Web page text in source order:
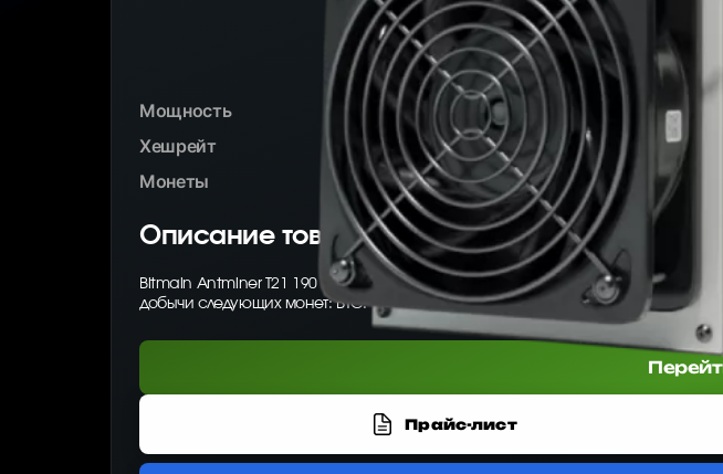
Мощность
Хешрейт
Монеты
Описание товара
Bitmain Antminer T21 190 Th/s — ASIC-майнер от Bitmain Antminer для
добычи следующих монет: BTC.
Прайс-лист